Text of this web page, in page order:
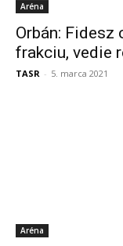
Aréna
Orbán: Fidesz
frakciu, vedie
TASR - 5. marca 2021
Aréna